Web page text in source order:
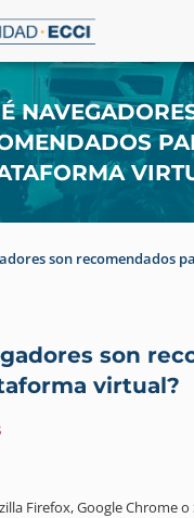
son recomendados
son
virtual?
Firefox, Google Chrome o